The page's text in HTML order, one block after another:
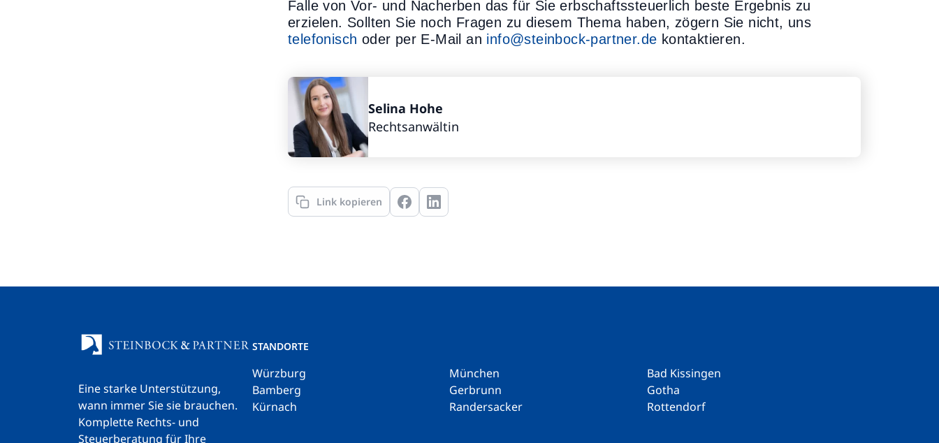
Falle von Vor- und Nacherben das für Sie erbschaftssteuerlich beste Ergebnis zu
erzielen. Sollten Sie noch Fragen zu diesem Thema haben, zögern Sie nicht, uns
telefonisch oder per E-Mail an info@steinbock-partner.de kontaktieren.
Selina Hohe
Rechtsanwältin
Link kopieren
Eine starke Unterstützung,
wann immer Sie sie brauchen.
Komplette Rechts- und
Steuerberatung für Ihre
STANDORTE
Würzburg München
Bad Kissingen
Bamberg
Gerbrunn
Gotha
Kürnach
Randersacker Rottendorf